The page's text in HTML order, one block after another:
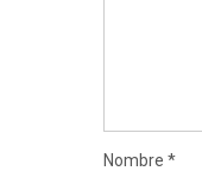
Nombre *